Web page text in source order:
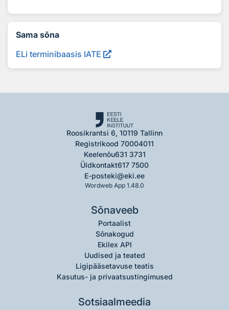
Sama sõna
ELi terminibaasis IATE
Roosikrantsi 6, 10119 Tallinn
Registrikood 70004011
Keelenõu631 3731
Üldkontakt617 7500
E-posteki@eki.ee
Wordweb App 1.48.0
Sõnaveeb
Portaalist
Sõnakogud
Ekilex API
Uudised ja teated
Ligipääsetavuse teatis
Kasutus- ja privaatsustingimused
Sotsiaalmeedia